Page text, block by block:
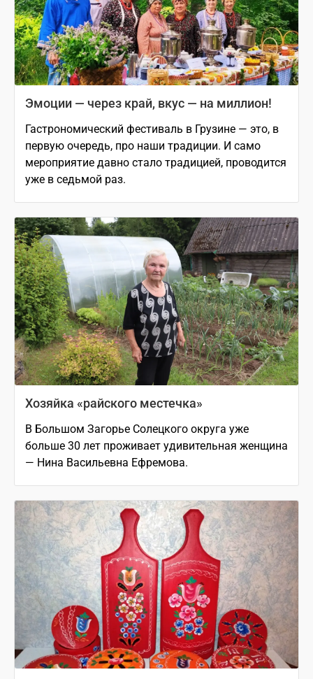
Эмоции — через край, вкус — на миллион!
Гастрономический фестиваль в Грузине — это, в
первую очередь, про наши традиции. И само
мероприятие давно стало традицией, проводится
уже в седьмой раз.
Хозяйка «райского местечка»
В Большом Загорье Солецкого округа уже
больше 30 лет проживает удивительная женщина
— Нина Васильевна Ефремова.